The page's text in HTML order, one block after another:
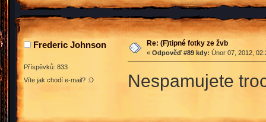
Frederic Johnson
Příspěvků: 833
Víte jak chodí e-mail? :D
Re: (F)tipné fotky ze žvb
« Odpověď #89 kdy: Únor 07, 2012,
Nespamujete